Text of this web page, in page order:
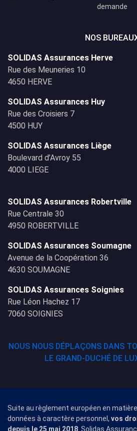
demande
NOS
SOLIDAS Assurances Herve
Rue des Meuneries 10
4650 HERVE
SOLIDAS Assurances Huy
Rue des Croisiers 7
4500 HUY
SOLIDAS Assurances Liège
Boulevard d’Avroy 55
4000 LIEGE
SOLIDAS Assurances Robertville
Rue Centrale 30
4950 ROBERTVILLE
SOLIDAS Assurances Soumagne
Avenue de la Coopération 36
4630 SOUMAGNE
SOLIDAS Assurances Soignies
Rue Léon Hachez 17
7060 SOIGNIES
NOUS NOUS DÉPLAÇONS DANS
LE GRAND-DUCHÉ DE
Suite au règlement européen en
données à caractère personnel, vos
depuis le 25 mai 2018 . Solidas